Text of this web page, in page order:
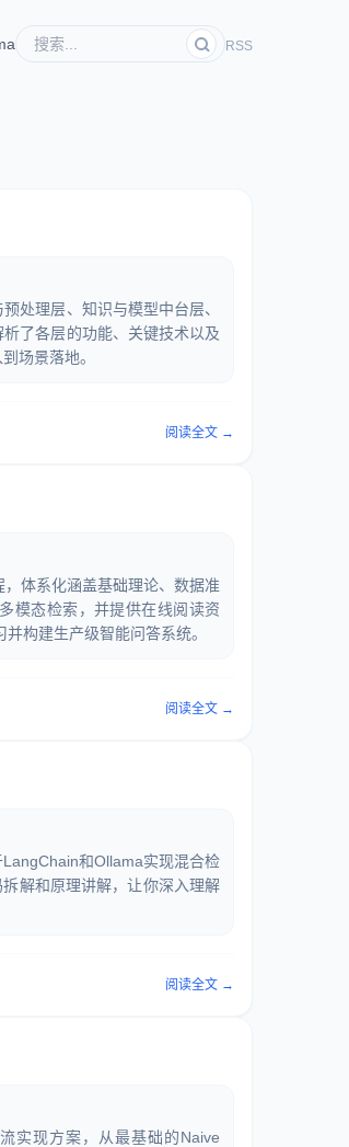
RSS
处理层、知识与模型中台层、
了各层的功能、关键技术以及
场景落地。
阅读全文 →
体系化涵盖基础理论、数据准
模态检索，并提供在线阅读资
构建生产级智能问答系统。
阅读全文 →
和Ollama实现混合检
解和原理讲解，让你深入理解
阅读全文 →
实现方案，从最基础的Naive